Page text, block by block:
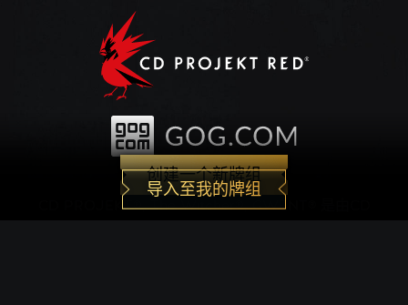
创建一个新牌组
导入至我的牌组
CD PROJEKT®, The Witcher®, GWENT® 是由CD